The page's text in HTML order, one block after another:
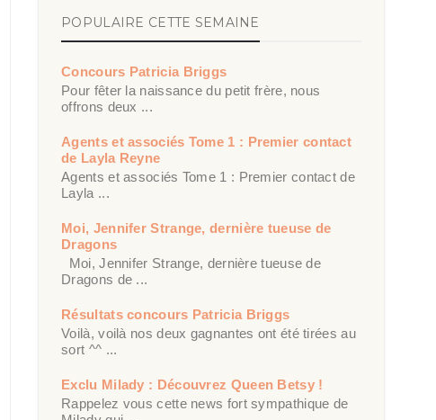
POPULAIRE CETTE SEMAINE
Concours Patricia Briggs
Pour fêter la naissance du petit frère, nous
offrons deux ...
Agents et associés Tome 1 : Premier contact
de Layla Reyne
Agents et associés Tome 1 : Premier contact de
Layla ...
Moi, Jennifer Strange, dernière tueuse de
Dragons
Moi, Jennifer Strange, dernière tueuse de
Dragons de ...
Résultats concours Patricia Briggs
Voilà, voilà nos deux gagnantes ont été tirées au
sort ^^ ...
Exclu Milady : Découvrez Queen Betsy !
Rappelez vous cette news fort sympathique de